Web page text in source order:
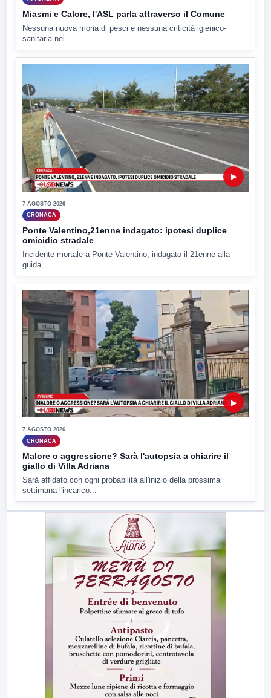
Miasmi e Calore, l'ASL parla attraverso il Comune
Nessuna nuova moria di pesci e nessuna criticità igienico-
sanitaria nel...
▶
7 AGOSTO 2026
CRONACA
Ponte Valentino,21enne indagato: ipotesi duplice
omicidio stradale
Incidente mortale a Ponte Valentino, indagato il 21enne alla
guida...
▶
7 AGOSTO 2026
CRONACA
Malore o aggressione? Sarà l'autopsia a chiarire il
giallo di Villa Adriana
Sarà affidato con ogni probabilità all'inizio della prossima
settimana l'incarico...